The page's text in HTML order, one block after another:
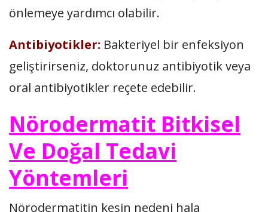
önlemeye yardımcı olabilir.
Antibiyotikler: Bakteriyel bir enfeksiyon
geliştirirseniz, doktorunuz antibiyotik veya
oral antibiyotikler reçete edebilir.
Nörodermatit Bitkisel
Ve Doğal Tedavi
Yöntemleri
Nörodermatitin kesin nedeni hala